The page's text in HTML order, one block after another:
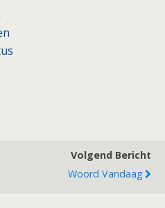
Volgend Bericht
Woord Vandaag